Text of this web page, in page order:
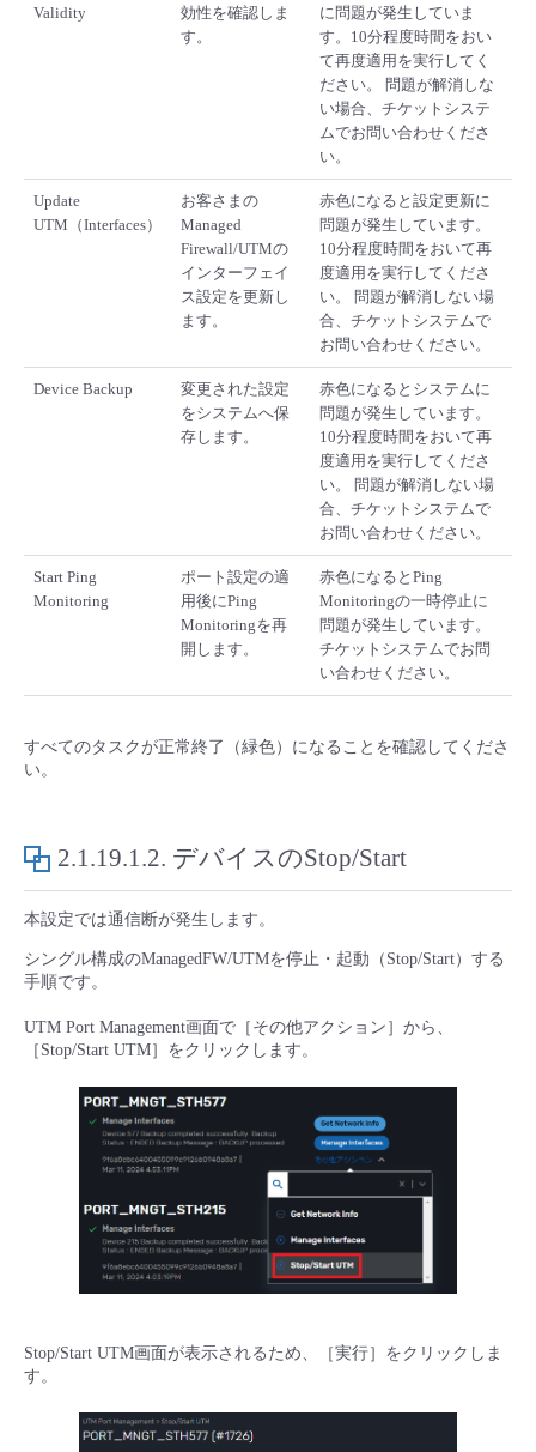
Validity
効性を確認しま
す。
に問題が発生していま
す。10分程度時間をおい
て再度適用を実行してく
ださい。 問題が解消しな
い場合、チケットシステ
ムでお問い合わせくださ
い。
Update
UTM（Interfaces）
お客さまの
Managed
Firewall/UTMの
インターフェイ
ス設定を更新し
ます。
赤色になると設定更新に
問題が発生しています。
10分程度時間をおいて再
度適用を実行してくださ
い。 問題が解消しない場
合、チケットシステムで
お問い合わせください。
Device Backup
変更された設定
をシステムへ保
存します。
赤色になるとシステムに
問題が発生しています。
10分程度時間をおいて再
度適用を実行してくださ
い。 問題が解消しない場
合、チケットシステムで
お問い合わせください。
Start Ping
Monitoring
ポート設定の適
用後にPing
Monitoringを再
開します。
赤色になるとPing
Monitoringの一時停止に
問題が発生しています。
チケットシステムでお問
い合わせください。
すべてのタスクが正常終了（緑色）になることを確認してくださ
い。
2.1.19.1.2. デバイスのStop/Start
本設定では通信断が発生します。
シングル構成のManagedFW/UTMを停止・起動（Stop/Start）する
手順です。
UTM Port Management画面で［その他アクション］から、
［Stop/Start UTM］をクリックします。
Stop/Start UTM画面が表示されるため、［実行］をクリックしま
す。